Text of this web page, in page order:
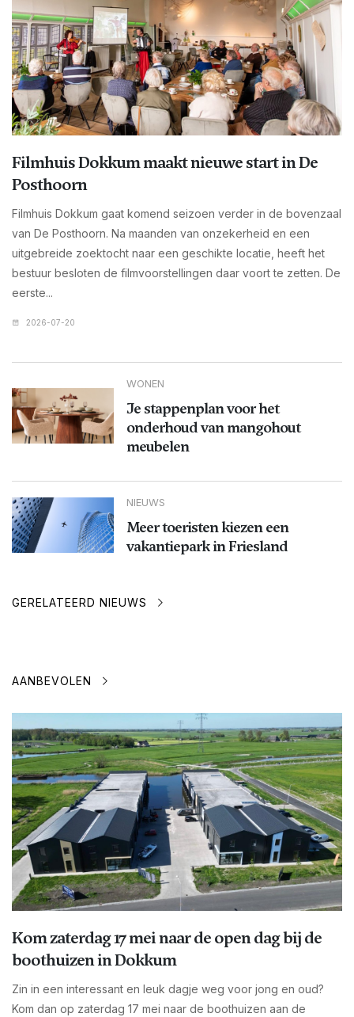
Filmhuis Dokkum maakt nieuwe start in De
Posthoorn
Filmhuis Dokkum gaat komend seizoen verder in de bovenzaal
van De Posthoorn. Na maanden van onzekerheid en een
uitgebreide zoektocht naar een geschikte locatie, heeft het
bestuur besloten de filmvoorstellingen daar voort te zetten. De
eerste...
2026-07-20
WONEN
Je stappenplan voor het
onderhoud van mangohout
meubelen
NIEUWS
Meer toeristen kiezen een
vakantiepark in Friesland
GERELATEERD NIEUWS
AANBEVOLEN
Kom zaterdag 17 mei naar de open dag bij de
boothuizen in Dokkum
Zin in een interessant en leuk dagje weg voor jong en oud?
Kom dan op zaterdag 17 mei naar de boothuizen aan de